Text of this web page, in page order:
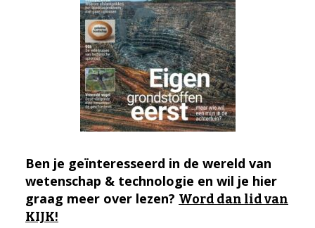
Ben je geïnteresseerd in de wereld van
wetenschap & technologie en wil je hier
graag meer over lezen? Word dan lid van
KIJK!